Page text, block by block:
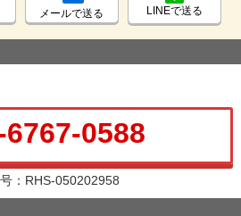
メールで送る LINEで送る
6767-0588
：RHS-050202958